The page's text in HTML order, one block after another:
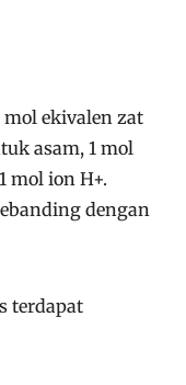
ekivalen zat
asam, 1 mol
mol ion H+.
dengan
terdapat